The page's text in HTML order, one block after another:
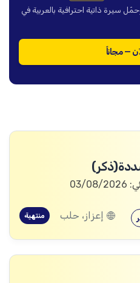
سيرة ذاتية احترافية بالعربية في
— مجاناً
إعزاز، حلب منتهية